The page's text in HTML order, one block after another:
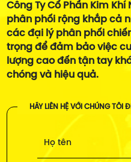
Công Ty Cổ Phần Kim
phân phối rộng khắp cả
các đại lý phân phối
trọng để đảm bảo việc
lượng cao đến tận tay
chóng và hiệu quả.
HÃY LIÊN HỆ VỚI CHÚNG TÔI
Họ tên